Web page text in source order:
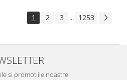
1 2 3 ... 1253
si promotiile noastre